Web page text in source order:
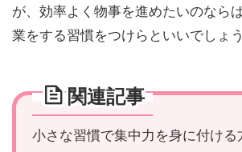
が、効率よく物事を進めたいのなら
業をする習慣をつけらといいでしょう
関連記事
小さな習慣で集中力を身に付ける